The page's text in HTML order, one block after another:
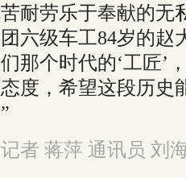
耐劳乐于奉献的无
六级车工84岁的赵
那个时代的‘工匠’
度，希望这段历史
者 蒋萍 通讯员 刘